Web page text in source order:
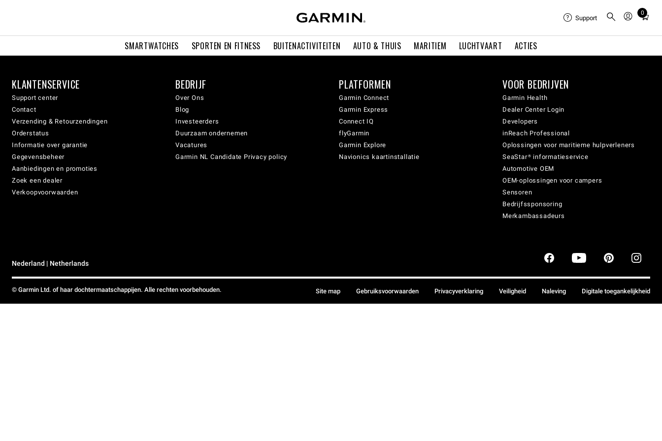
SMARTWATCHES SPORTEN EN FITNESS BUITENACTIVITEITEN AUTO & THUIS MARITIEM LUCHTVAART ACTIES
Support
0
Total
cart:
KLANTENSERVICE
Support center
Contact
Verzending & Retourzendingen
Orderstatus
Informatie over garantie
Gegevensbeheer
Aanbiedingen en promoties
Zoek een dealer
Verkoopvoorwaarden
BEDRIJF
Over Ons
Blog
Investeerders
Duurzaam ondernemen
Vacatures
Garmin NL Candidate Privacy policy
PLATFORMEN
Garmin Connect
Garmin Express
Connect IQ
flyGarmin
Garmin Explore
Navionics kaartinstallatie
VOOR BEDRIJVEN
Garmin Health
Dealer Center Login
Developers
inReach Professional
Oplossingen voor maritieme hulpverleners
SeaStar® informatieservice
Automotive OEM
OEM-oplossingen voor campers
Sensoren
Bedrijfssponsoring
Merkambassadeurs
Nederland | Netherlands
© Garmin Ltd. of haar dochtermaatschappijen. Alle rechten voorbehouden. Site map Gebruiksvoorwaarden Privacyverklaring Veiligheid Naleving Digitale toegankelijkheid